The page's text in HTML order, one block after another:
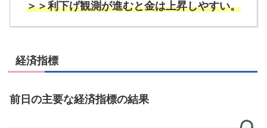
＞＞利下げ観測が進むと金は上昇しやすい。
経済指標
前日の主要な経済指標の結果